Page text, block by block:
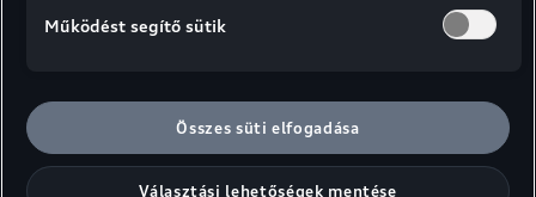
világos és egységes módon fogja jelezni az
amely a modellnévben szereplő szám
alapján különböztette meg az elektromos
Működést segítő sütik
Összes süti elfogadása
Választási lehetőségek mentése